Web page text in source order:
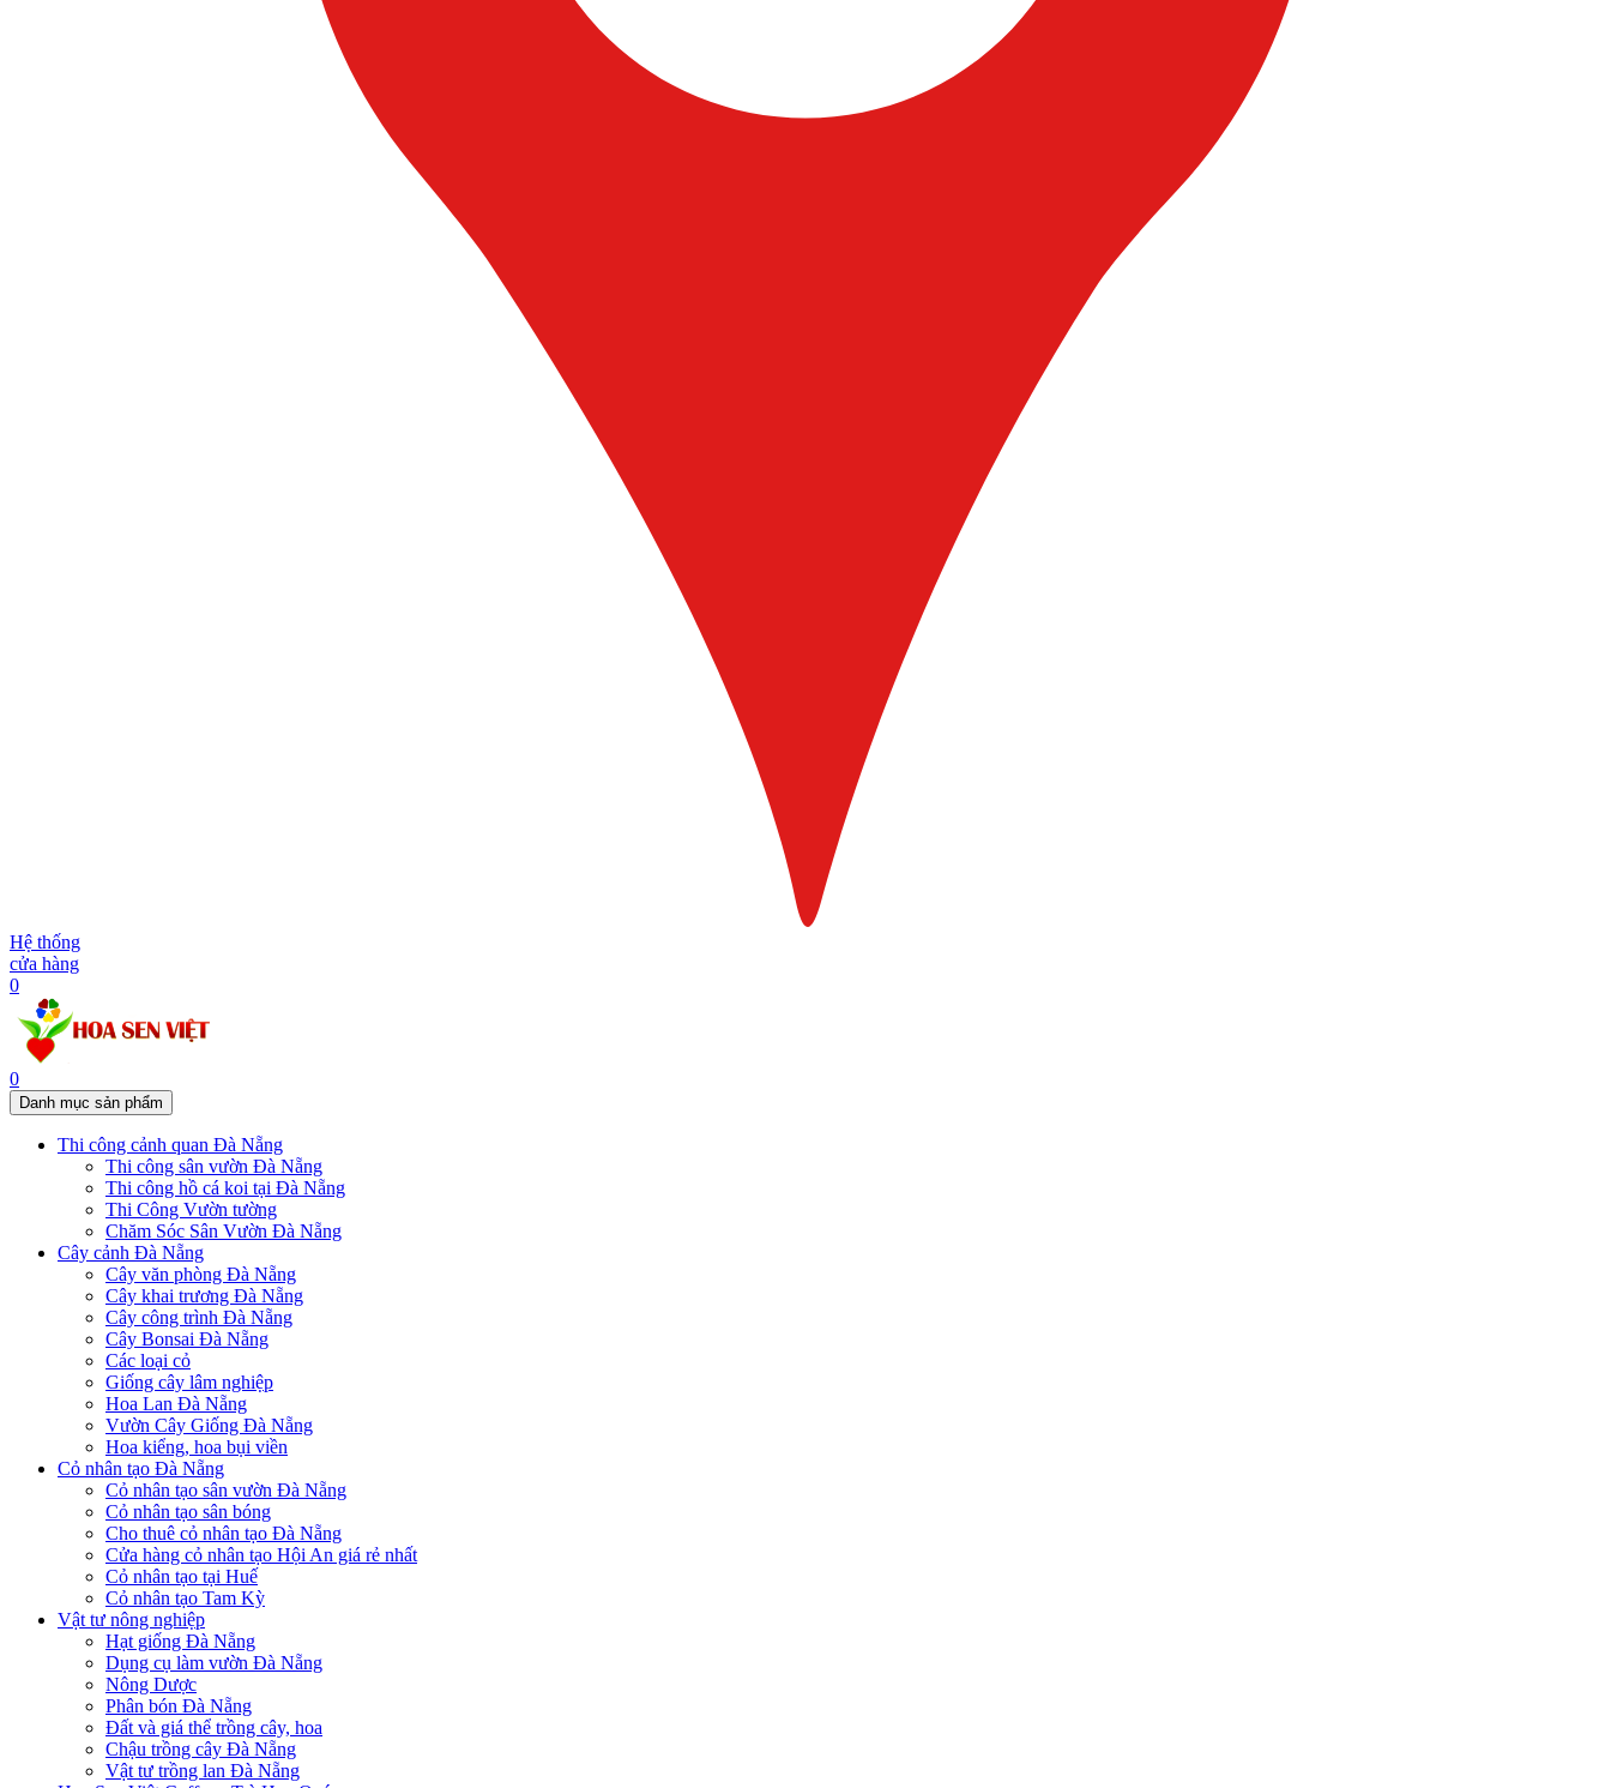
Hệ thống
cửa hàng
0
0
Danh mục sản phẩm
Thi công cảnh quan Đà Nẵng
Thi công sân vườn Đà Nẵng
Thi công hồ cá koi tại Đà Nẵng
Thi Công Vườn tường
Chăm Sóc Sân Vườn Đà Nẵng
Cây cảnh Đà Nẵng
Cây văn phòng Đà Nẵng
Cây khai trương Đà Nẵng
Cây công trình Đà Nẵng
Cây Bonsai Đà Nẵng
Các loại cỏ
Giống cây lâm nghiệp
Hoa Lan Đà Nẵng
Vườn Cây Giống Đà Nẵng
Hoa kiểng, hoa bụi viền
Cỏ nhân tạo Đà Nẵng
Cỏ nhân tạo sân vườn Đà Nẵng
Cỏ nhân tạo sân bóng
Cho thuê cỏ nhân tạo Đà Nẵng
Cửa hàng cỏ nhân tạo Hội An giá rẻ nhất
Cỏ nhân tạo tại Huế
Cỏ nhân tạo Tam Kỳ
Vật tư nông nghiệp
Hạt giống Đà Nẵng
Dụng cụ làm vườn Đà Nẵng
Nông Dược
Phân bón Đà Nẵng
Đất và giá thể trồng cây, hoa
Chậu trồng cây Đà Nẵng
Vật tư trồng lan Đà Nẵng